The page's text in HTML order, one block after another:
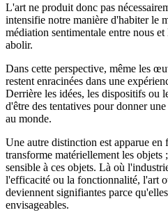
L'art ne produit donc pas
intensifie notre manière d'habiter le
médiation sentimentale entre nous et
abolir.
Dans cette perspective, même les
restent enracinées dans une
Derrière les idées, les dispositifs ou
d'être des tentatives pour donner
au monde.
Une autre distinction est apparue
transforme matériellement les
sensible à ces objets. Là où
l'efficacité ou la fonctionnalité, l'art
deviennent signifiantes parce
envisageables.